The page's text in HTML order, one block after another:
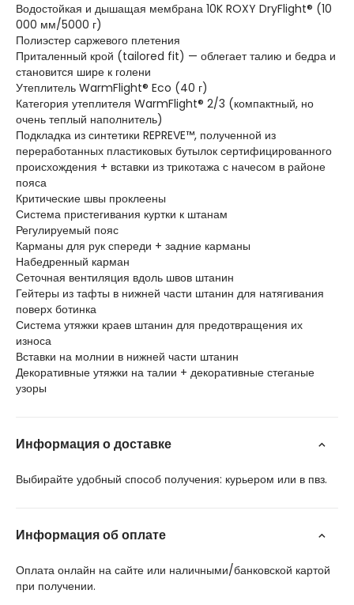
Водостойкая и дышащая мембрана 10K ROXY DryFlight® (10
000 мм/5000 г)
Полиэстер саржевого плетения
Приталенный крой (tailored fit) — облегает талию и бедра и
становится шире к голени
Утеплитель WarmFlight® Eco (40 г)
Категория утеплителя WarmFlight® 2/3 (компактный, но
очень теплый наполнитель)
Подкладка из синтетики REPREVE™, полученной из
переработанных пластиковых бутылок сертифицированного
происхождения + вставки из трикотажа с начесом в районе
пояса
Критические швы проклеены
Система пристегивания куртки к штанам
Регулируемый пояс
Карманы для рук спереди + задние карманы
Набедренный карман
Сеточная вентиляция вдоль швов штанин
Гейтеры из тафты в нижней части штанин для натягивания
поверх ботинка
Система утяжки краев штанин для предотвращения их
износа
Вставки на молнии в нижней части штанин
Декоративные утяжки на талии + декоративные стеганые
узоры
Информация о доставке
Выбирайте удобный способ получения: курьером или в пвз.
Информация об оплате
Оплата онлайн на сайте или наличными/банковской картой
при получении.